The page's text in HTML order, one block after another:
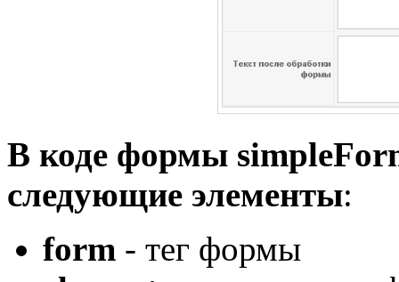
В коде формы
следующие элементы:
form - тег формы